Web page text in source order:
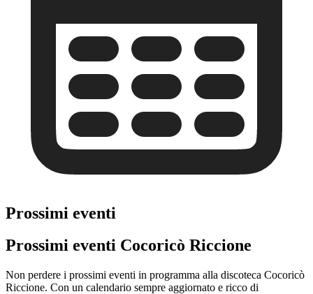
Prossimi eventi
Prossimi eventi Cocoricò Riccione
Non perdere i prossimi eventi in programma alla discoteca Cocoricò
Riccione. Con un calendario sempre aggiornato e ricco di